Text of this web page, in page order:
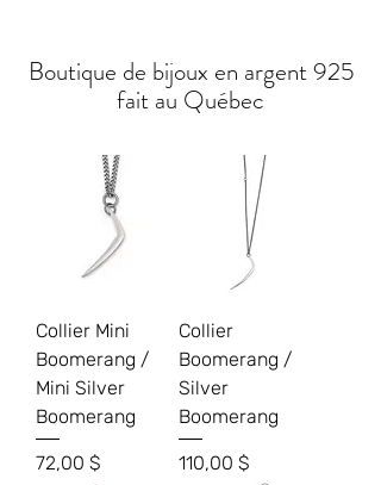
Boutique de bijoux en argent 925
fait au Québec
Collier Mini
Boomerang /
Mini Silver
Boomerang
Prix
72,00 $
Collier
Boomerang /
Silver
Boomerang
Prix
110,00 $